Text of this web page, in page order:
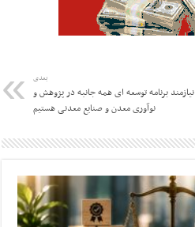
بعدی
نیازمند برنامه توسعه ای همه جانبه در پژوهش و
نوآوری معدن و صنایع معدنی هستیم